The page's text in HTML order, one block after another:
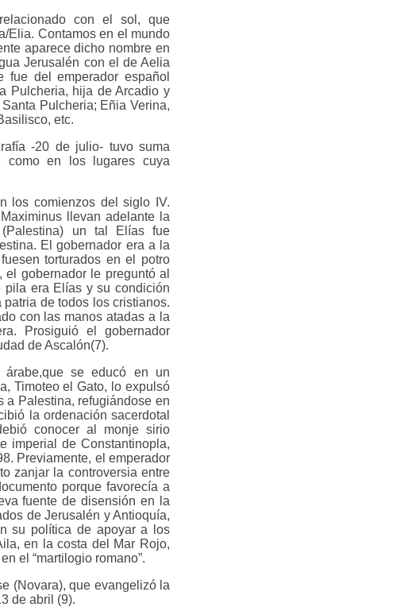
con el sol, que
Elia. Contamos en el mundo
aparece dicho nombre en
Jerusalén con el de Aelia
del emperador español
Pulcheria, hija de Arcadio y
Pulcheria; Eñia Verina,
etc.
-20 de julio- tuvo suma
como en los lugares cuya
los comienzos del siglo IV.
llevan adelante la
un tal Elías fue
El gobernador era a la
torturados en el potro
gobernador le preguntó al
pila era Elías y su condición
de todos los cristianos.
con las manos atadas a la
Prosiguió el gobernador
de Ascalón(7).
se educó en un
Timoteo el Gato, lo expulsó
a Palestina, refugiándose en
la ordenación sacerdotal
conocer al monje sirio
imperial de Constantinopla,
Previamente, el emperador
zanjar la controversia entre
porque favorecía a
fuente de disensión en la
de Jerusalén y Antioquía,
su política de apoyar a los
en la costa del Mar Rojo,
el “martilogio romano”.
(Novara), que evangelizó la
de abril (9).